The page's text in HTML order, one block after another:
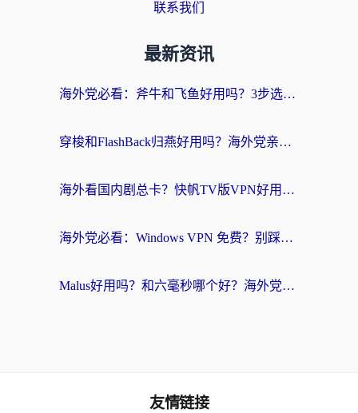
联系我们
最新资讯
海外党必看：斧牛和飞鱼好用吗？3步选对回国加速器，无缝刷剧玩国服
穿梭和FlashBack归燕好用吗？海外党亲测3款热门回国加速器，教你选对不踩坑
海外看国内剧总卡？快帆TV版VPN好用吗？和快滚VPN对比哪个回国效果更好？
海外党必看：Windows VPN 免费？别踩坑！教你选对好用的国内加速器无缝回国
Malus好用吗？和六毫秒哪个好？海外党选回国加速器的避坑指南
友情链接